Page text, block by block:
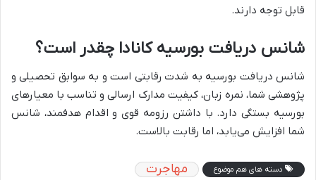
قابل توجه دارند.
شانس دریافت بورسیه کانادا چقدر است؟
شانس دریافت بورسیه به شدت رقابتی است و به سوابق تحصیلی و
پژوهشی شما، نمره زبان، کیفیت مدارک ارسالی و تناسب با معیارهای
بورسیه بستگی دارد. با داشتن رزومه قوی و اقدام هدفمند، شانس
شما افزایش می‌یابد، اما رقابت بالاست.
دسته های هم موضوع مهاجرت